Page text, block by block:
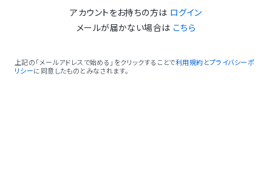
アカウントをお持ちの方は ログイン
メールが届かない場合は こちら
上記の「メールアドレスで始める」をクリックすることで利用規約 とプライバシーポ
リシーに同意したものとみなされます。